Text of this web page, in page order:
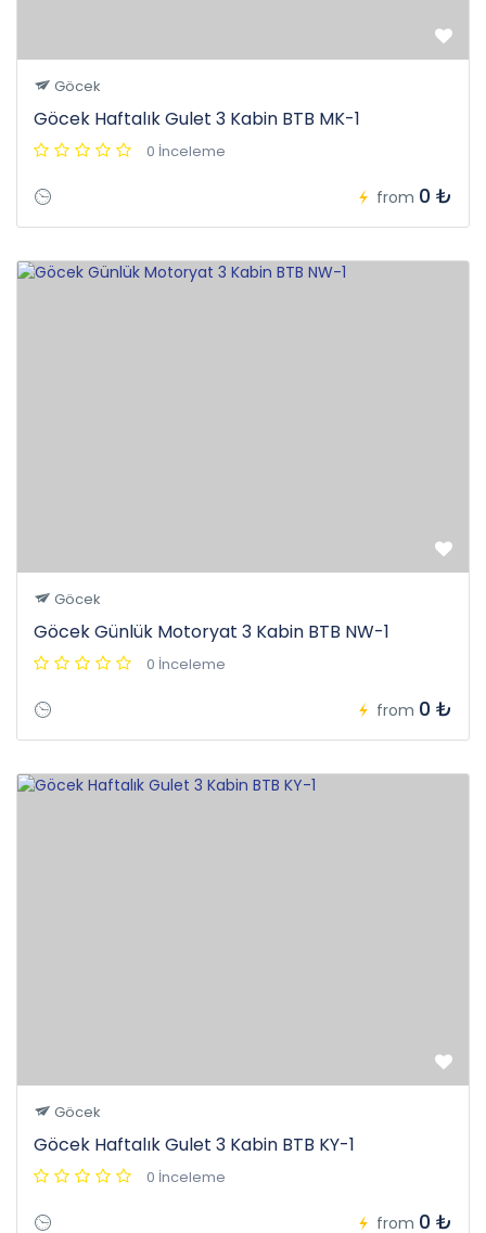
Göcek
Göcek Haftalık Gulet 3 Kabin BTB MK-1
0 İnceleme
from 0 ₺
Göcek
Göcek Günlük Motoryat 3 Kabin BTB NW-1
0 İnceleme
from 0 ₺
Göcek
Göcek Haftalık Gulet 3 Kabin BTB KY-1
0 İnceleme
from 0 ₺